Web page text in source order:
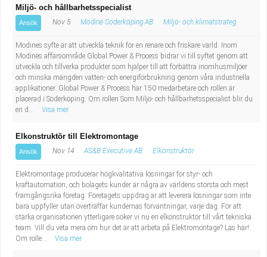
Miljö- och hållbarhetsspecialist
Ansök Nov 5 Modine Söderköping AB Miljö- och klimatstrateg
Modines syfte är att utveckla teknik för en renare och friskare värld. Inom
Modines affärsområde Global Power & Process bidrar vi till syftet genom att
utveckla och tillverka produkter som hjälper till att förbättra inomhusmiljöer
och minska mängden vatten- och energiförbrukning genom våra industriella
applikationer. Global Power & Process har 150 medarbetare och rollen är
placerad i Söderköping. Om rollen Som Miljö- och hållbarhetsspecialist blir du
en d...
Visa mer
Elkonstruktör till Elektromontage
Ansök Nov 14 AS&B Executive AB Elkonstruktör
Elektromontage producerar högkvalitativa lösningar för styr- och
kraftautomation, och bolagets kunder är några av världens största och mest
framgångsrika företag. Företagets uppdrag är att leverera lösningar som inte
bara uppfyller utan överträffar kundernas förväntningar, varje dag. För att
stärka organisationen ytterligare söker vi nu en elkonstruktör till vårt tekniska
team. Vill du veta mera om hur det är att arbeta på Elektromontage? Läs här!
Om rolle...
Visa mer